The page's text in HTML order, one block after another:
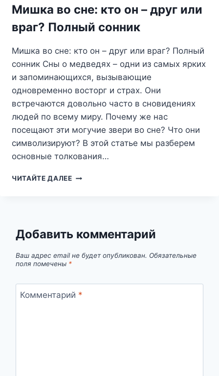
УПУСТИТЬ
МОМЕНТ?
Мишка во сне: кто он – друг или
враг? Полный сонник
Мишка во сне: кто он – друг или враг? Полный
сонник Сны о медведях – одни из самых ярких
и запоминающихся, вызывающие
одновременно восторг и страх. Они
встречаются довольно часто в сновидениях
людей по всему миру. Почему же нас
посещают эти могучие звери во сне? Что они
символизируют? В этой статье мы разберем
основные толкования…
ЧИТАЙТЕ ДАЛЕЕМИШКА
ДРУГ
ВРАГ?
Добавить комментарий
Ваш адрес email не будет опубликован. Обязательные
поля помечены *
Комментарий *